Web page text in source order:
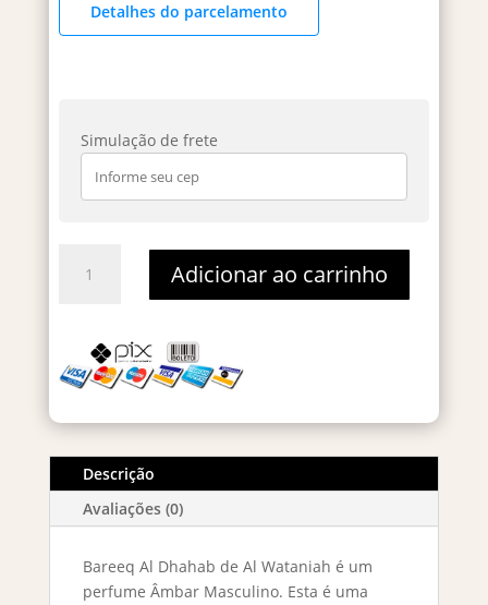
Detalhes do parcelamento
Simulação de frete
Parfum
quantidade
Adicionar ao carrinho
Descrição
Avaliações (0)
Bareeq Al Dhahab de Al Wataniah é um
perfume Âmbar Masculino. Esta é uma